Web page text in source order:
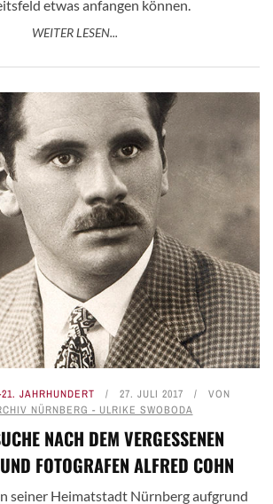
etwas anfangen können.
WEITER LESEN...
JAHRHUNDERT 27. JULI 2017
VON
NÜRNBERG - ULRIKE SWOBODA
NACH DEM VERGESSENEN
FOTOGRAFEN ALFRED COHN
seiner Heimatstadt Nürnberg aufgrund